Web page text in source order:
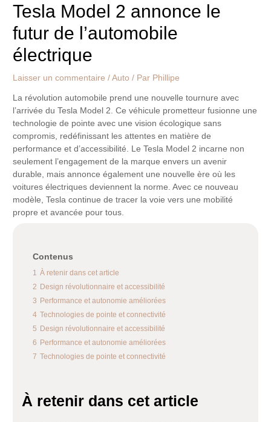
Tesla Model 2 annonce le
futur de l’automobile
électrique
Laisser un commentaire /Auto / Par Phillipe
La révolution automobile prend une nouvelle tournure avec
l’arrivée du Tesla Model 2. Ce véhicule prometteur fusionne une
technologie de pointe avec une vision écologique sans
compromis, redéfinissant les attentes en matière de
performance et d’accessibilité. Le Tesla Model 2 incarne non
seulement l’engagement de la marque envers un avenir
durable, mais annonce également une nouvelle ère où les
voitures électriques deviennent la norme. Avec ce nouveau
modèle, Tesla continue de tracer la voie vers une mobilité
propre et avancée pour tous.
Contenus
1 À retenir dans cet article
2 Design révolutionnaire et accessibilité
3 Performance et autonomie améliorées
4 Technologies de pointe et connectivité
5 Design révolutionnaire et accessibilité
6 Performance et autonomie améliorées
7 Technologies de pointe et connectivité
À retenir dans cet article